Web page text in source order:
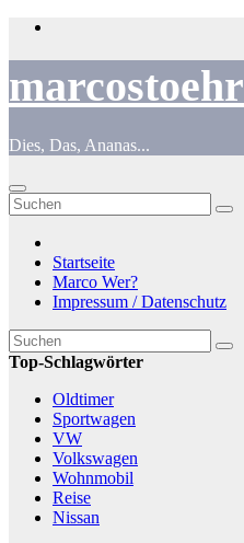
Zum
springen
marcostoehr
Dies, Das, Ananas...
Startseite
Marco Wer?
Impressum / Datenschutz
Top-Schlagwörter
Oldtimer
Sportwagen
VW
Volkswagen
Wohnmobil
Reise
Nissan